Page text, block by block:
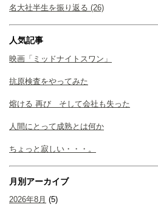
名大社半生を振り返る (26)
人気記事
映画「ミッドナイトスワン」
抗原検査をやってみた
熔ける 再び そして会社も失った
人間にとって成熟とは何か
ちょっと寂しい・・・。
月別アーカイブ
2026年8月 (5)